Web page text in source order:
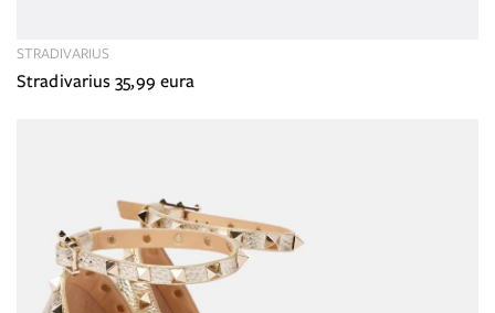
Stradivarius 35,99 eura
STRADIVARIUS